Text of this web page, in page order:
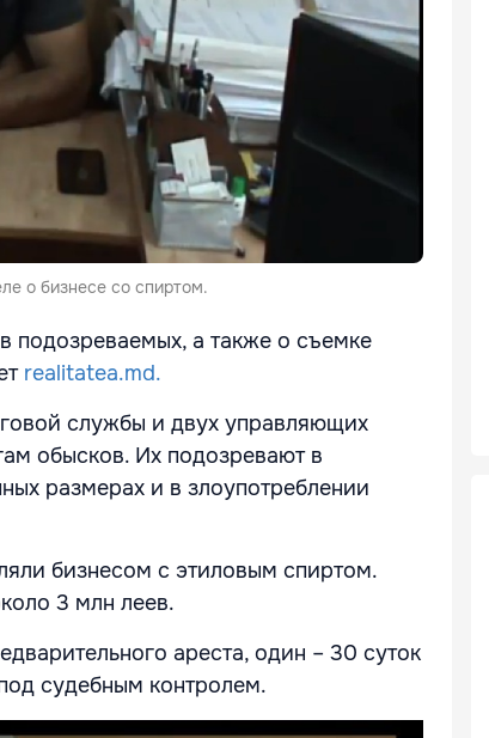
о бизнесе со спиртом.
подозреваемых, а также о съемке
realitatea.md.
службы и двух управляющих
обысков. Их подозревают в
размерах и в злоупотреблении
бизнесом с этиловым спиртом.
3 млн леев.
ареста, один – 30 суток
судебным контролем.